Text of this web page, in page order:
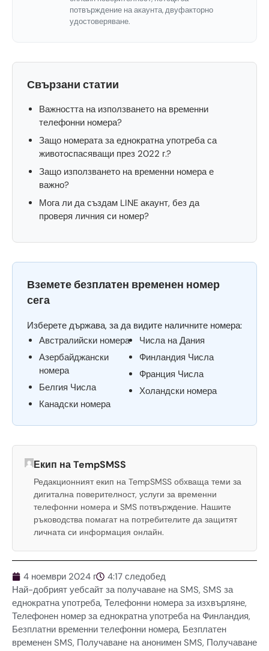
потвърждение на акаунта, двуфакторно
удостоверяване.
Свързани статии
Важността на използването на временни
телефонни номера?
Защо номерата за еднократна употреба са
животоспасяващи през 2022 г.?
Защо използването на временни номера е
важно?
Мога ли да създам LINE акаунт, без да
проверя личния си номер?
Вземете безплатен временен номер
сега
Изберете държава, за да видите наличните номера:
Австралийски номера
Азербайджански
номера
Белгия Числа
Канадски номера
Числа на Дания
Финландия Числа
Франция Числа
Холандски номера
Екип на TempSMSS
Редакционният екип на TempSMSS обхваща теми за
дигитална поверителност, услуги за временни
телефонни номера и SMS потвърждение. Нашите
ръководства помагат на потребителите да защитят
личната си информация онлайн.
4 ноември 2024 г
4:17 следобед
Най-добрият уебсайт за получаване на SMS, SMS за
еднократна употреба, Телефонни номера за изхвърляне,
Телефонен номер за еднократна употреба на Финландия,
Безплатни временни телефонни номера, Безплатен
временен SMS, Получаване на анонимен SMS, Получаване